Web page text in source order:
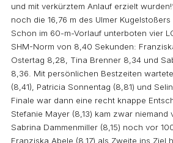
und mit verkürztem Anlauf erzielt
noch die 16,76 m des Ulmer Kugelstoßers
Schon im 60-m-Vorlauf unterboten vier
SHM-Norm von 8,40 Sekunden:
Ostertag 8,28, Tina Brenner 8,34 und
8,36. Mit persönlichen Bestzeiten
(8,41), Patricia Sonnentag (8,81) und
Finale war dann eine recht knappe
Stefanie Mayer (8,13) kam zwar
Sabrina Dammenmiller (8,15) noch vor
Franziska Abele (8,17) als Zweite ins Ziel